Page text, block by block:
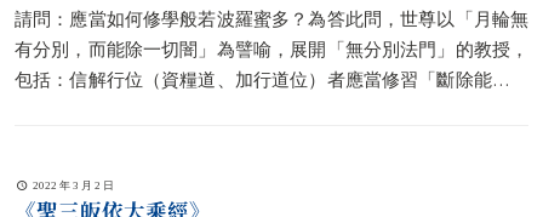
請問：應當如何修學般若波羅蜜多？為答此問，世尊以「月輪無
有分別，而能除一切闇」為譬喻，展開「無分別法門」的教授，
包括：信解行位（資糧道、加行道位）者應當修習「斷除能、所
性」，總結般若波羅蜜多法門。
2022 年 3 月 2 日
《聖三皈依大乘經》